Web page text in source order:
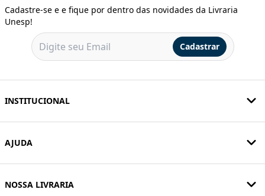
Cadastre-se e e fique por dentro das novidades da Livraria
Unesp!
Cadastrar
INSTITUCIONAL
AJUDA
NOSSA LIVRARIA